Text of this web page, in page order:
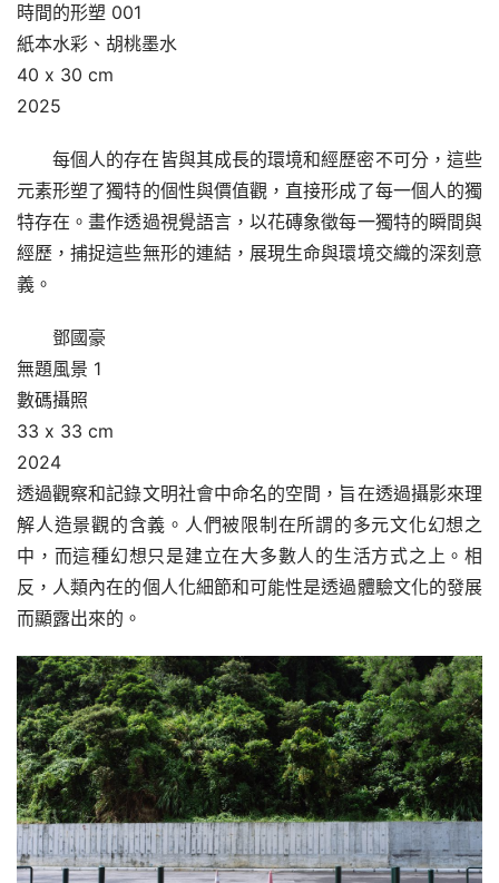
時間的形塑 001
紙本水彩、胡桃墨水
40 x 30 cm
2025
每個人的存在皆與其成長的環境和經歷密不可分，這些
元素形塑了獨特的個性與價值觀，直接形成了每一個人的獨
特存在。畫作透過視覺語言，以花磚象徵每一獨特的瞬間與
經歷，捕捉這些無形的連結，展現生命與環境交織的深刻意
義。
鄧國豪
無題風景 1
數碼攝照
33 x 33 cm
2024
透過觀察和記錄文明社會中命名的空間，旨在透過攝影來理
解人造景觀的含義。人們被限制在所謂的多元文化幻想之
中，而這種幻想只是建立在大多數人的生活方式之上。相
反，人類內在的個人化細節和可能性是透過體驗文化的發展
而顯露出來的。